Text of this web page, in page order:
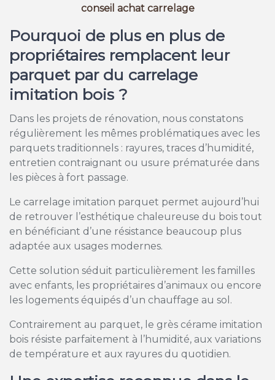
conseil achat carrelage
Pourquoi de plus en plus de
propriétaires remplacent leur
parquet par du carrelage
imitation bois ?
Dans les projets de rénovation, nous constatons
régulièrement les mêmes problématiques avec les
parquets traditionnels : rayures, traces d’humidité,
entretien contraignant ou usure prématurée dans
les pièces à fort passage.
Le carrelage imitation parquet permet aujourd’hui
de retrouver l’esthétique chaleureuse du bois tout
en bénéficiant d’une résistance beaucoup plus
adaptée aux usages modernes.
Cette solution séduit particulièrement les familles
avec enfants, les propriétaires d’animaux ou encore
les logements équipés d’un chauffage au sol.
Contrairement au parquet, le grès cérame imitation
bois résiste parfaitement à l’humidité, aux variations
de température et aux rayures du quotidien.